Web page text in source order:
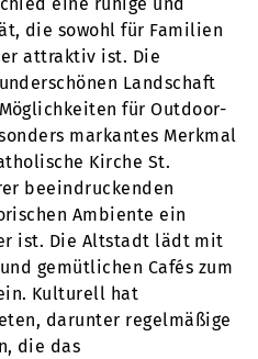
die sowohl für Familien
attraktiv ist. Die
Landschaft
für Outdoor-
markantes Merkmal
Kirche St.
beeindruckenden
Ambiente ein
ist. Die Altstadt lädt mit
gemütlichen Cafés zum
Kulturell hat
darunter regelmäßige
die das